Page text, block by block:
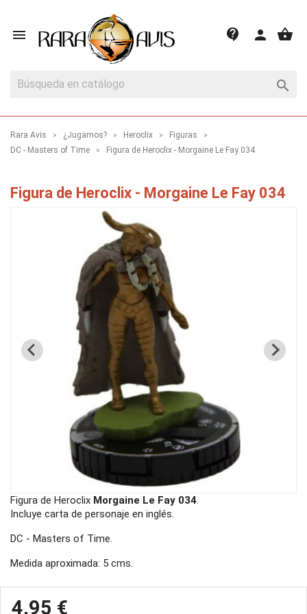
 shopping_basket
person
contact_support

Rara Avis ¿Jugamos? Heroclix
Figuras
DC - Masters of Time
Figura de Heroclix - Morgaine Le Fay 034
Figura de Heroclix - Morgaine Le Fay 034
Figura de Heroclix Morgaine Le Fay 034.
Incluye carta de personaje en inglés.
DC - Masters of Time.
Medida aproximada: 5 cms.
4,95 €